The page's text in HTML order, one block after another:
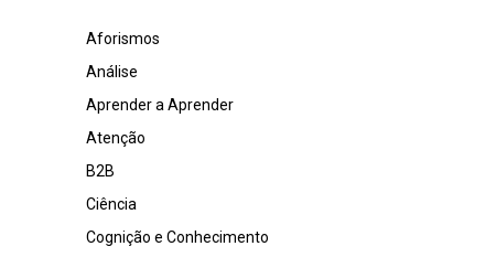
Aforismos
Análise
Aprender a Aprender
Atenção
B2B
Ciência
Cognição e Conhecimento